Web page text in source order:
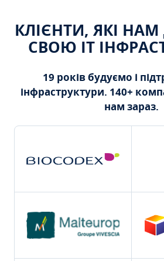
КЛІЄНТИ, ЯКІ
СВОЮ ІТ
19 років будуємо і
інфраструктури. 140+
нам зараз.